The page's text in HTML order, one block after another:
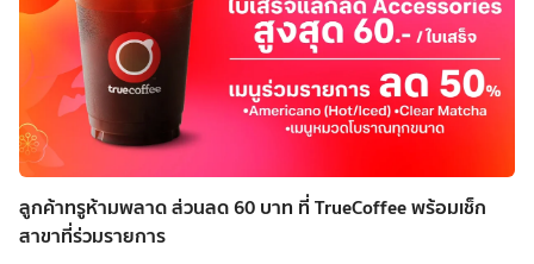
ลูกค้าทรูห้ามพลาด ส่วนลด 60 บาท ที่ TrueCoffee พร้อมเช็ก
สาขาที่ร่วมรายการ